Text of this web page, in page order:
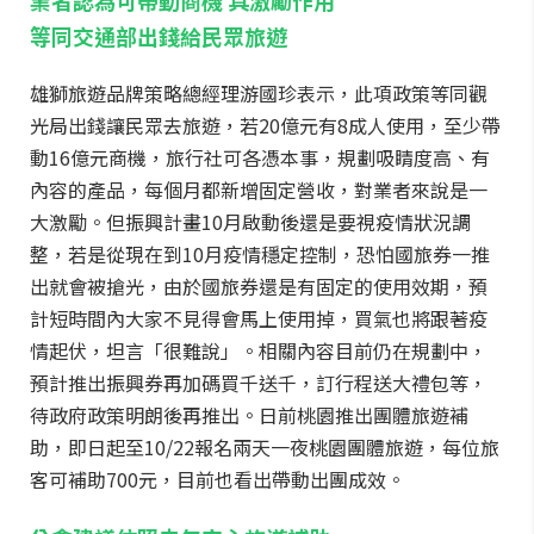
等同交通部出錢給民眾旅遊
雄獅旅遊品牌策略總經理游國珍表示，此項政策等同觀
光局出錢讓民眾去旅遊，若20億元有8成人使用，至少帶
動16億元商機，旅行社可各憑本事，規劃吸睛度高、有
內容的產品，每個月都新增固定營收，對業者來說是一
大激勵。但振興計畫10月啟動後還是要視疫情狀況調
整，若是從現在到10月疫情穩定控制，恐怕國旅券一推
出就會被搶光，由於國旅券還是有固定的使用效期，預
計短時間內大家不見得會馬上使用掉，買氣也將跟著疫
情起伏，坦言「很難說」。相關內容目前仍在規劃中，
預計推出振興券再加碼買千送千，訂行程送大禮包等，
待政府政策明朗後再推出。日前桃園推出團體旅遊補
助，即日起至10/22報名兩天一夜桃園團體旅遊，每位旅
客可補助700元，目前也看出帶動出團成效。